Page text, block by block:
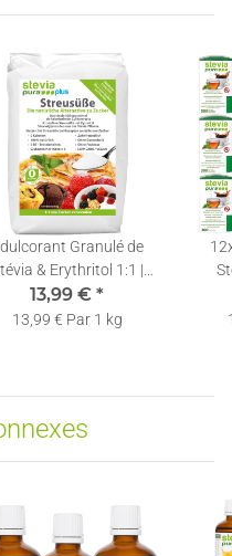
Granulé de
& Erythritol 1:1 |
de Sucre Naturel
Cristallisée Stévia
13,99 € *
13,99 € Par 1 kg